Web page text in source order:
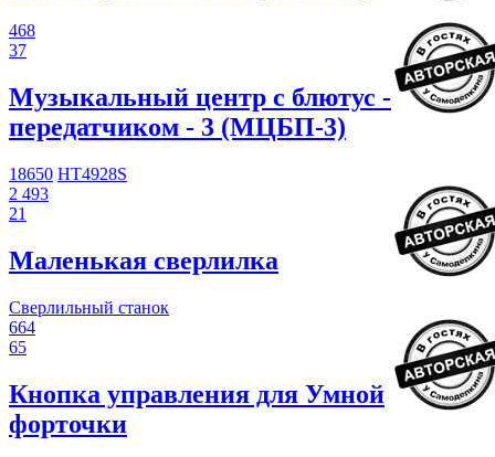
468
37
Музыкальный центр с блютус -
передатчиком - 3 (МЦБП-3)
18650 HT4928S
2 493
21
Маленькая сверлилка
Сверлильный станок
664
65
Кнопка управления для Умной
форточки